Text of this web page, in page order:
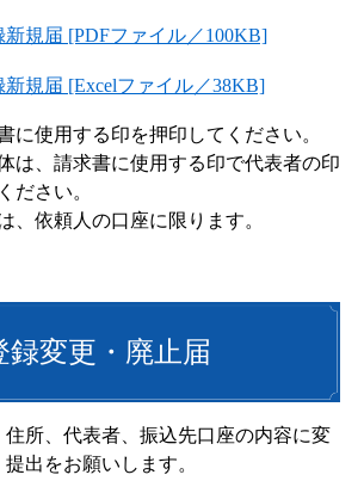
規届 [PDFファイル／100KB]
規届 [Excelファイル／38KB]
に使用する印を押印してください。
は、請求書に使用する印で代表者の印
ださい。
、依頼人の口座に限ります。
録変更・廃止届
所、代表者、振込先口座の内容に変
出をお願いします。